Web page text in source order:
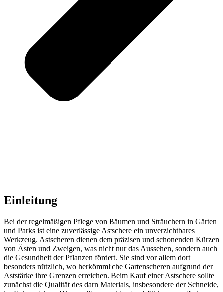
Einleitung
Bei der regelmäßigen Pflege von Bäumen und Sträuchern in Gärten
und Parks ist eine zuverlässige Astschere ein unverzichtbares
Werkzeug. Astscheren dienen dem präzisen und schonenden Kürzen
von Ästen und Zweigen, was nicht nur das Aussehen, sondern auch
die Gesundheit der Pflanzen fördert. Sie sind vor allem dort
besonders nützlich, wo herkömmliche Gartenscheren aufgrund der
Aststärke ihre Grenzen erreichen. Beim Kauf einer Astschere sollte
zunächst die Qualität des darn Materials, insbesondere der Schneide,